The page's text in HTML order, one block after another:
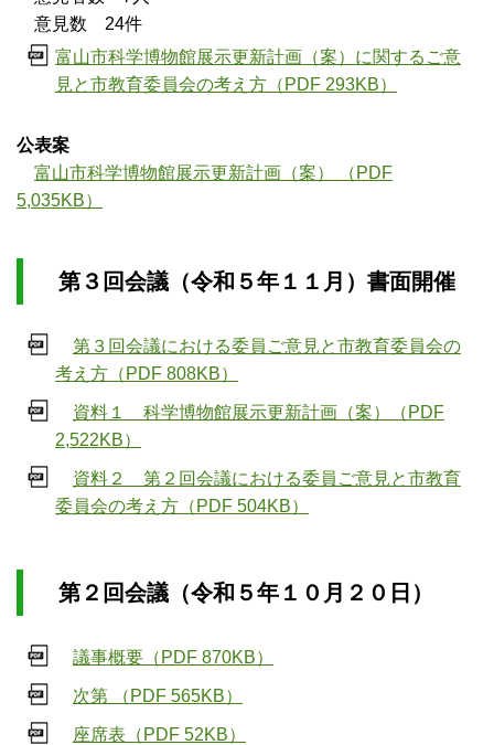
意見数 24件
富山市科学博物館展示更新計画（案）に関するご意
見と市教育委員会の考え方（PDF 293KB）
公表案
富山市科学博物館展示更新計画（案） （PDF
5,035KB）
第３回会議（令和５年１１月）書面開催
第３回会議における委員ご意見と市教育委員会の
考え方（PDF 808KB）
資料１ 科学博物館展示更新計画（案）（PDF
2,522KB）
資料２ 第２回会議における委員ご意見と市教育
委員会の考え方（PDF 504KB）
第２回会議（令和５年１０月２０日）
議事概要（PDF 870KB）
次第 （PDF 565KB）
座席表（PDF 52KB）